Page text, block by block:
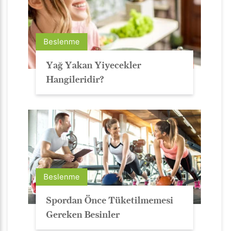
Beslenme
Yağ Yakan Yiyecekler
Hangileridir?
Beslenme
Spordan Önce Tüketilmemesi
Gereken Besinler